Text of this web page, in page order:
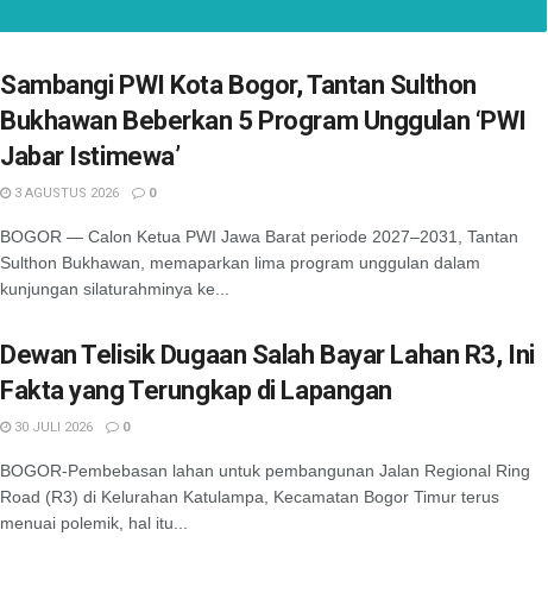
Sambangi PWI Kota Bogor, Tantan Sulthon
Bukhawan Beberkan 5 Program Unggulan ‘PWI
Jabar Istimewa’
3 AGUSTUS 2026 0
BOGOR — Calon Ketua PWI Jawa Barat periode 2027–2031, Tantan
Sulthon Bukhawan, memaparkan lima program unggulan dalam
kunjungan silaturahminya ke...
Dewan Telisik Dugaan Salah Bayar Lahan R3, Ini
Fakta yang Terungkap di Lapangan
30 JULI 2026 0
BOGOR-Pembebasan lahan untuk pembangunan Jalan Regional Ring
Road (R3) di Kelurahan Katulampa, Kecamatan Bogor Timur terus
menuai polemik, hal itu...